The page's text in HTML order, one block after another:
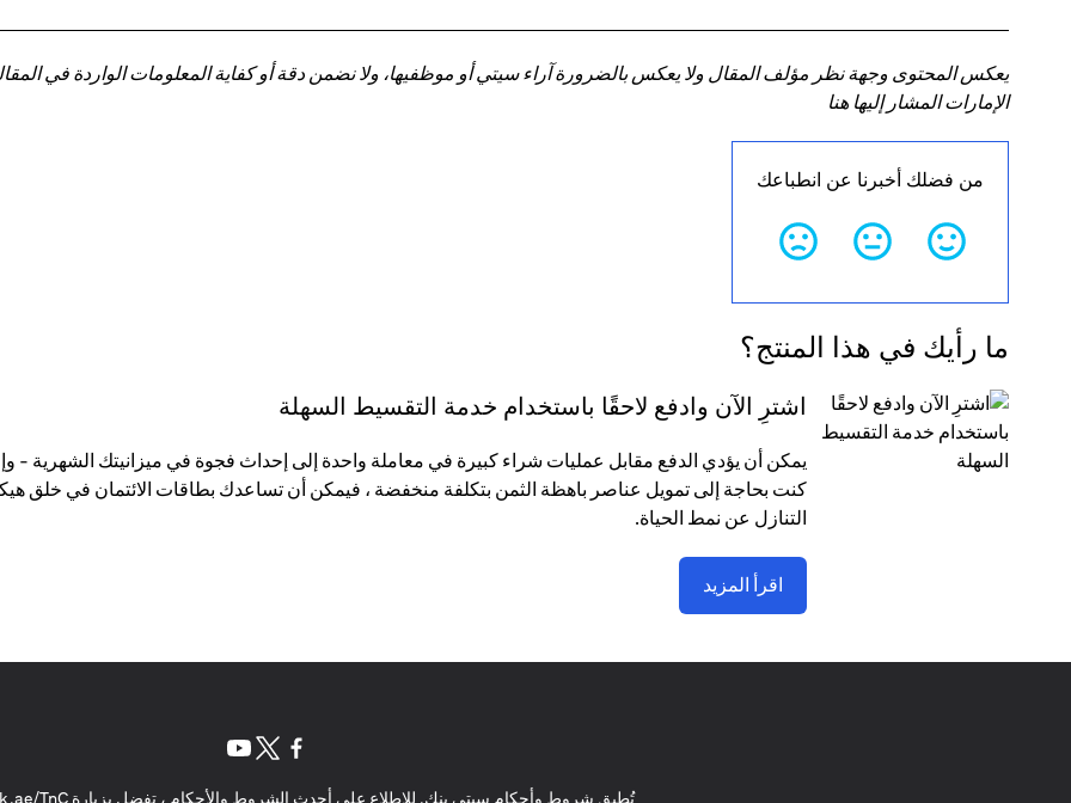
يعكس المحتوى وجهة نظر مؤلف المقال ولا يعكس بالضرورة آراء سيتي أو موظفيها، ولا نضمن دقة أو كفاية المعلومات الواردة في
الإمارات المشار إليها هنا
من فضلك أخبرنا عن انطباعك
ما رأيك في هذا المنتج؟
اشترِ الآن وادفع لاحقًا باستخدام خدمة التقسيط السهلة
كنت بحاجة إلى تمويل عناصر باهظة الثمن بتكلفة منخفضة ، فيمكن أن تساعدك بطاقات الائتمان في خلق
التنازل عن نمط الحياة.
اقرأ المزيد
تُطبق شروط وأحكام سيتي بنك. للاطلاع على أحدث الشروط والأحكام ، تفضل بزيارةTnC